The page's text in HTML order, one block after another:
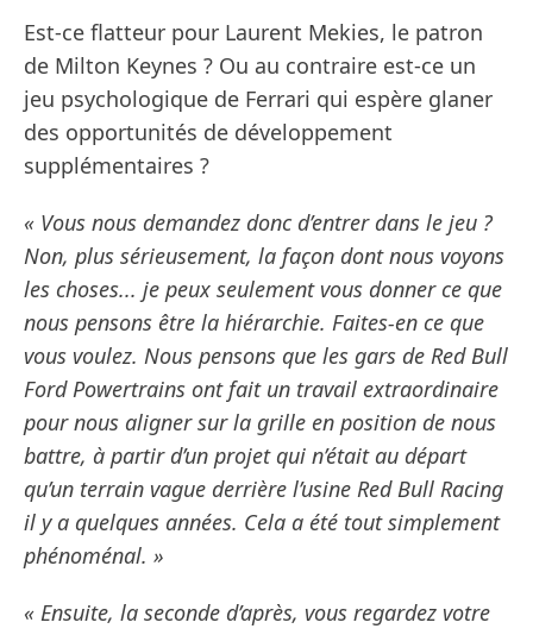
Est-ce flatteur pour Laurent Mekies, le patron
de Milton Keynes ? Ou au contraire est-ce un
jeu psychologique de Ferrari qui espère glaner
des opportunités de développement
supplémentaires ?
« Vous nous demandez donc d’entrer dans le jeu ?
Non, plus sérieusement, la façon dont nous voyons
les choses... je peux seulement vous donner ce que
nous pensons être la hiérarchie. Faites-en ce que
vous voulez. Nous pensons que les gars de Red Bull
Ford Powertrains ont fait un travail extraordinaire
pour nous aligner sur la grille en position de nous
battre, à partir d’un projet qui n’était au départ
qu’un terrain vague derrière l’usine Red Bull Racing
il y a quelques années. Cela a été tout simplement
phénoménal. »
« Ensuite, la seconde d’après, vous regardez votre